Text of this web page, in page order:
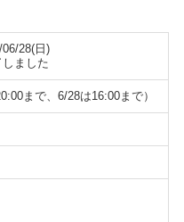
28(日)
ました
まで、6/28は16:00まで）